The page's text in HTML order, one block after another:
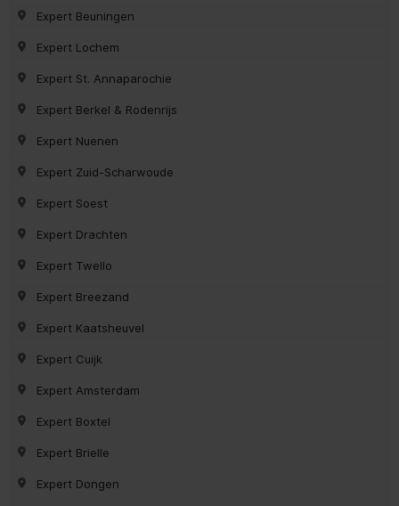
Expert Beuningen
Expert Lochem
Expert St. Annaparochie
Expert Berkel & Rodenrijs
Expert Nuenen
Expert Zuid-Scharwoude
Expert Soest
Expert Drachten
Expert Twello
Expert Breezand
Expert Kaatsheuvel
Expert Cuijk
Expert Amsterdam
Expert Boxtel
Expert Brielle
Expert Dongen